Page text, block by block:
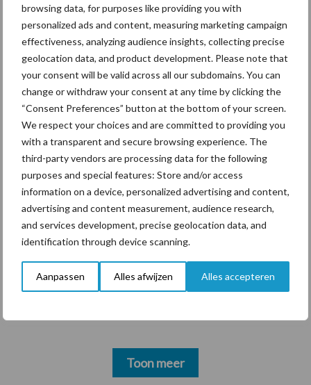
browsing data, for purposes like providing you with
personalized ads and content, measuring marketing campaign
effectiveness, analyzing audience insights, collecting precise
geolocation data, and product development. Please note that
your consent will be valid across all our subdomains. You can
change or withdraw your consent at any time by clicking the
“Consent Preferences” button at the bottom of your screen.
We respect your choices and are committed to providing you
with a transparent and secure browsing experience. The
third-party vendors are processing data for the following
purposes and special features: Store and/or access
information on a device, personalized advertising and content,
advertising and content measurement, audience research,
and services development, precise geolocation data, and
identification through device scanning.
Aanpassen Alles afwijzen Alles accepteren
ForFarmers ziet volume en
marktaandeel groeien in
krimpende Nederlandse
markt
Themapagina's
Diergezondheid Bemesting Fokkerij
Bedrijfsnieuws
Ligbox &
Voerhekken
Toon meer